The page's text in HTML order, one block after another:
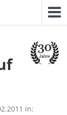
in: